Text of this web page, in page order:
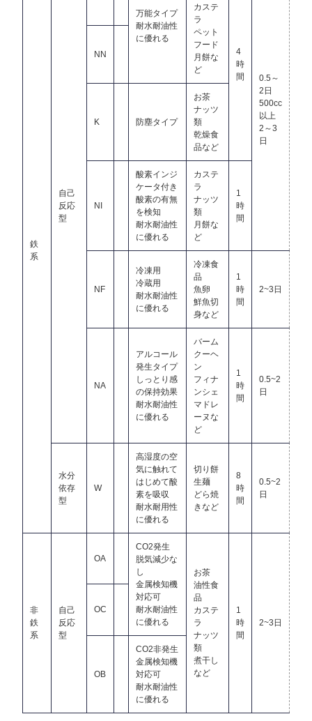
鉄
系
自己
反応
型
万能タイプ
耐水耐油性
に優れる
カステ
ラ
ペット
フード
月餅な
ど
4
時
間
0.5～
2日
500cc
以上
2～3
日
NN
K 防塵タイプ
お茶
ナッツ
類
乾燥食
品など
NI
酸素インジ
ケータ付き
酸素の有無
を検知
耐水耐油性
に優れる
カステ
ラ
ナッツ
類
月餅な
ど
1
時
間
NF
冷凍用
冷蔵用
耐水耐油性
に優れる
冷凍食
品
魚卵
鮮魚切
身など
1
時
間
2~3日
NA
アルコール
発生タイプ
しっとり感
の保持効果
耐水耐油性
に優れる
バーム
クーヘ
ン
フィナ
ンシェ
マドレ
ーヌな
ど
1
時
間
0.5~2
日
水分
依存
型
W
高湿度の空
気に触れて
はじめて酸
素を吸収
耐水耐用性
に優れる
切り餅
生麺
どら焼
きなど
8
時
間
0.5~2
日
非
鉄
系
自己
反応
型
OA
CO2発生
脱気減少な
し
金属検知機
対応可
耐水耐油性
に優れる
お茶
油性食
品
カステ
ラ
ナッツ
類
煮干し
など
1
時
間
2~3日
OC
OB
CO2非発生
金属検知機
対応可
耐水耐油性
に優れる